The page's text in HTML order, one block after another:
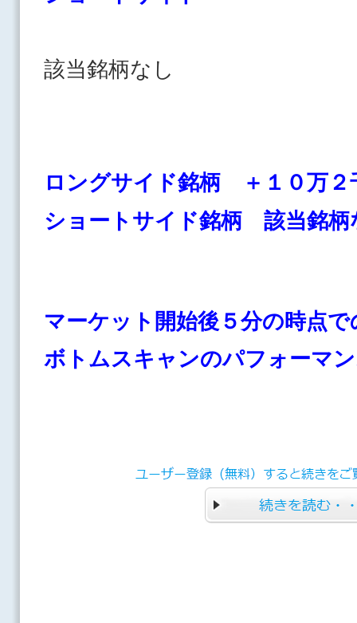
該当銘柄なし
ロングサイド銘柄 ＋１０万２
ショートサイド銘柄 該当銘柄
マーケット開始後５分の時点で
ボトムスキャンのパフォーマ